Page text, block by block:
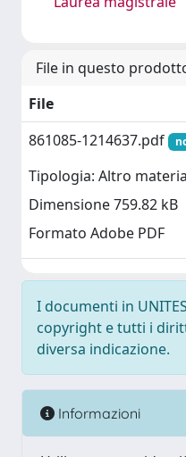
File in questo
File
861085-1214637.pdf
Tipologia: Altro
Dimensione 759.82 kB
Formato Adobe PDF
I documenti in
copyright e tutti i
diversa indicazione.
Informazioni